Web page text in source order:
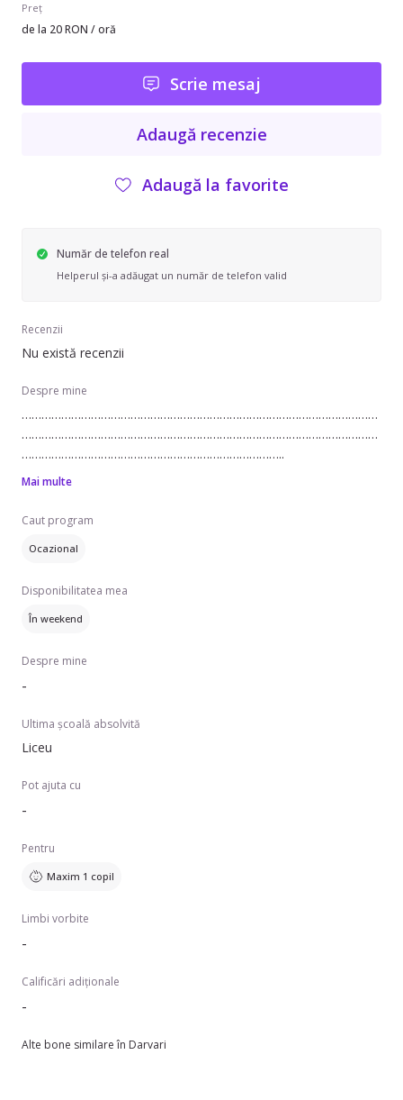
Preț
de la 20 RON / oră
Scrie mesaj
Adaugă recenzie
Adaugă la favorite
Număr de telefon real
Helperul și-a adăugat un număr de telefon valid
Recenzii
Nu există recenzii
Despre mine
………………………………………………………………………………………………
………………………………………………………………………………………………
……………………………………………………………………..
Mai multe
Caut program
Ocazional
Disponibilitatea mea
În weekend
Despre mine
-
Ultima școală absolvită
Liceu
Pot ajuta cu
-
Pentru
Maxim 1 copil
Limbi vorbite
-
Calificări adiționale
-
Alte bone similare în Darvari